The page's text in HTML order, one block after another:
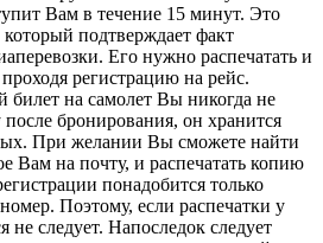
Вам в течение 15 минут. Это
подтверждает факт
Его нужно распечатать и
регистрацию на рейс.
на самолет Вы никогда не
бронирования, он хранится
При желании Вы сможете найти
Вам на почту, и распечатать копию
понадобится только
Поэтому, если распечатки у
не следует. Напоследок следует